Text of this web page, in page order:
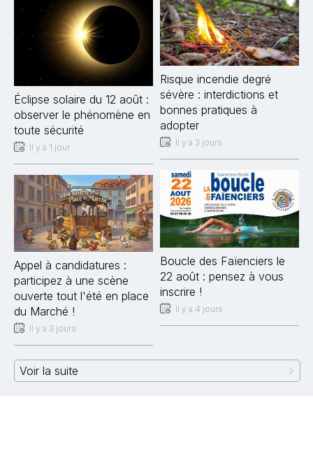
Éclipse solaire du 12 août :
observer le phénomène en
toute sécurité
Il y a 1 jour
Appel à candidatures :
participez à une scène
ouverte tout l'été en place
du Marché !
Il y a 3 jours
Risque incendie degré
sévère : interdictions et
bonnes pratiques à
adopter
Il y a 3 jours
Boucle des Faïenciers le
22 août : pensez à vous
inscrire !
Il y a 4 jours
Voir la suite